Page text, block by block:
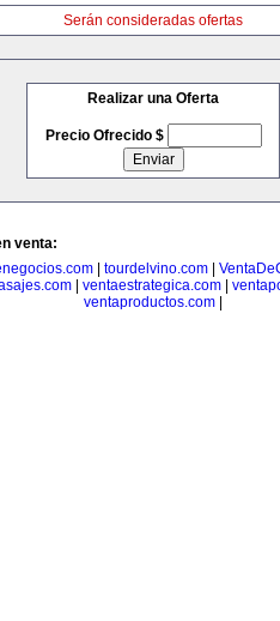
Serán consideradas ofertas
Realizar una Oferta
Precio Ofrecido $
venta:
| tourdelvino.com|
ventaestrategica.com
ventaproductos.com